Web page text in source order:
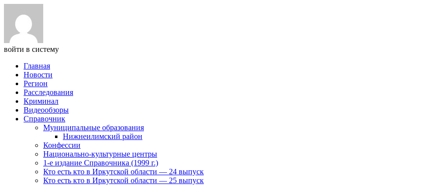
войти в систему
Главная
Новости
Регион
Расследования
Криминал
Видеообзоры
Справочник
Муниципальные образования
Нижнеилимский район
Конфессии
Национально-культурные центры
1-е издание Справочника (1999 г.)
Кто есть кто в Иркутской области — 24 выпуск
Кто есть кто в Иркутской области — 25 выпуск